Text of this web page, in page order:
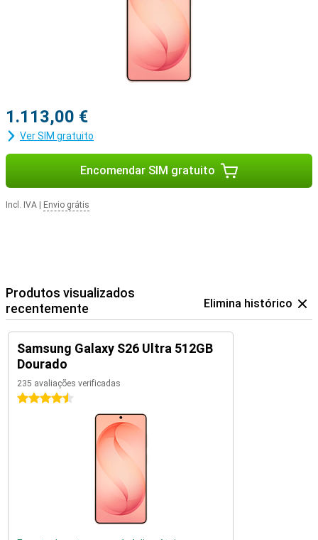
1.113,00 €
Ver SIM gratuito
Encomendar SIM gratuito
Incl. IVA Envio grátis
Produtos visualizados
recentemente
Elimina histórico
Samsung Galaxy S26 Ultra 512GB
Dourado
235 avaliações verificadas
4.5 estrelas